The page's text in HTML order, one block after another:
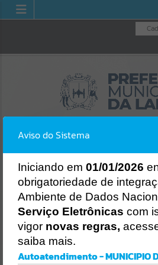
OUVIDORIA GERAL
DO MUNICÍPIO
LICITAÇÕES
Aviso do Sistema
Iniciando em 01/01/2026
obrigatoriedade de
Ambiente de Dados
Serviço Eletrônicas com
vigor novas regras,
saiba mais.
Autoatendimento - MUNICIPIO
Erro
Gerenciamento do Sistema
Ocorreu um erro de script: